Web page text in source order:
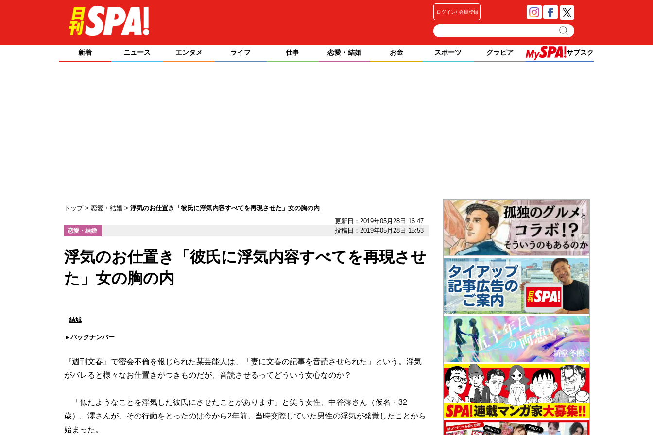
ログイン 会員登録
新着 ニュース エンタメ ライフ 仕事 恋愛・結婚 お金 スポーツ グラビア サブスク
トップ 恋愛・結婚
浮気のお仕置き「彼氏に浮気内容すべてを再現させた」女の胸の内
更新日：2019年05月28日 16:47
恋愛・結婚 投稿日：2019年05月28日 15:53
浮気のお仕置き「彼氏に浮気内容すべてを再現させ
た」女の胸の内
結城
バックナンバー
『週刊文春』で密会不倫を報じられた某芸能人は、「妻に文春の記事を音読させられた」という。浮気
がバレると様々なお仕置きがつきものだが、音読させるってどういう女心なのか？
「似たようなことを浮気した彼氏にさせたことがあります」と笑う女性、中谷澪さん（仮名・32
歳）。澪さんが、その行動をとったのは今から2年前、当時交際していた男性の浮気が発覚したことから
始まった。